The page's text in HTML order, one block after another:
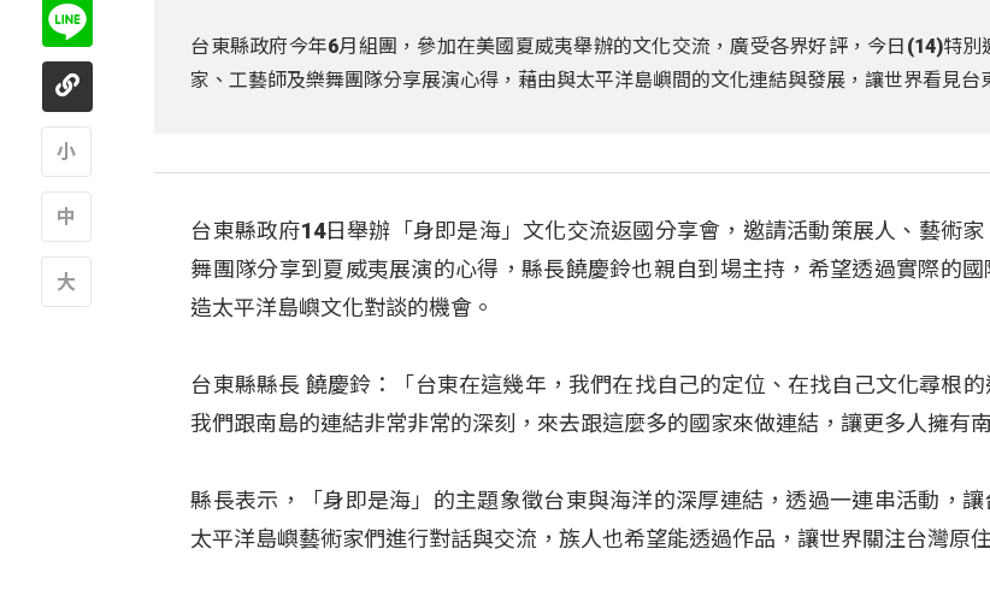
台東縣政府今年6月組團，參加在美國夏威夷舉辦的文化交流，廣受各界好評，今日(14)特別
家、工藝師及樂舞團隊分享展演心得，藉由與太平洋島嶼間的文化連結與發展，讓世界看見台
台東縣政府14日舉辦「身即是海」文化交流返國分享會，邀請活動策展人、藝術
舞團隊分享到夏威夷展演的心得，縣長饒慶鈴也親自到場主持，希望透過實際的國
造太平洋島嶼文化對談的機會。
台東縣縣長 饒慶鈴：「台東在這幾年，我們在找自己的定位、在找自己文化尋根
我們跟南島的連結非常非常的深刻，來去跟這麼多的國家來做連結，讓更多人擁有南
縣長表示，「身即是海」的主題象徵台東與海洋的深厚連結，透過一連串活動，
太平洋島嶼藝術家們進行對話與交流，族人也希望能透過作品，讓世界關注台灣原